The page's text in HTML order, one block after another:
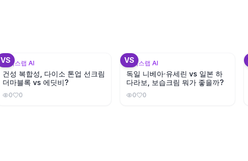
VS
뷰틱스랩 AI
건성 복합성, 다이소 톤업 선크림
더마블록 vs 에딧비?
0 0
VS
뷰틱스랩 AI
독일 니베아·유세린 vs 일본 하
다라보, 보습크림 뭐가 좋을까?
0 0